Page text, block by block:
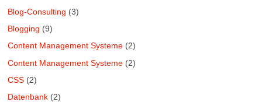
Blog-Consulting (3)
Blogging (9)
Content Management Systeme (2)
Content Management Systeme (2)
CSS (2)
Datenbank (2)